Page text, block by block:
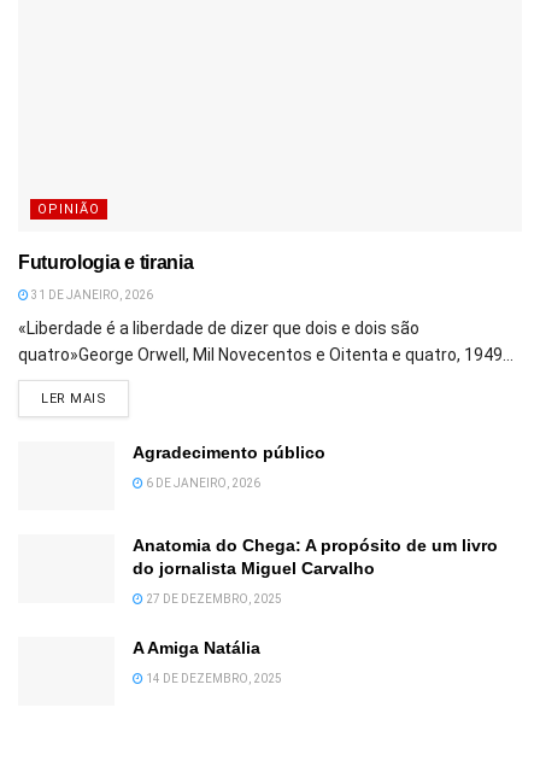
OPINIÃO
Futurologia e tirania
31 DE JANEIRO, 2026
«Liberdade é a liberdade de dizer que dois e dois são
quatro»George Orwell, Mil Novecentos e Oitenta e quatro, 1949...
LER MAIS
Agradecimento público
6 DE JANEIRO, 2026
Anatomia do Chega: A propósito de um livro
do jornalista Miguel Carvalho
27 DE DEZEMBRO, 2025
A Amiga Natália
14 DE DEZEMBRO, 2025